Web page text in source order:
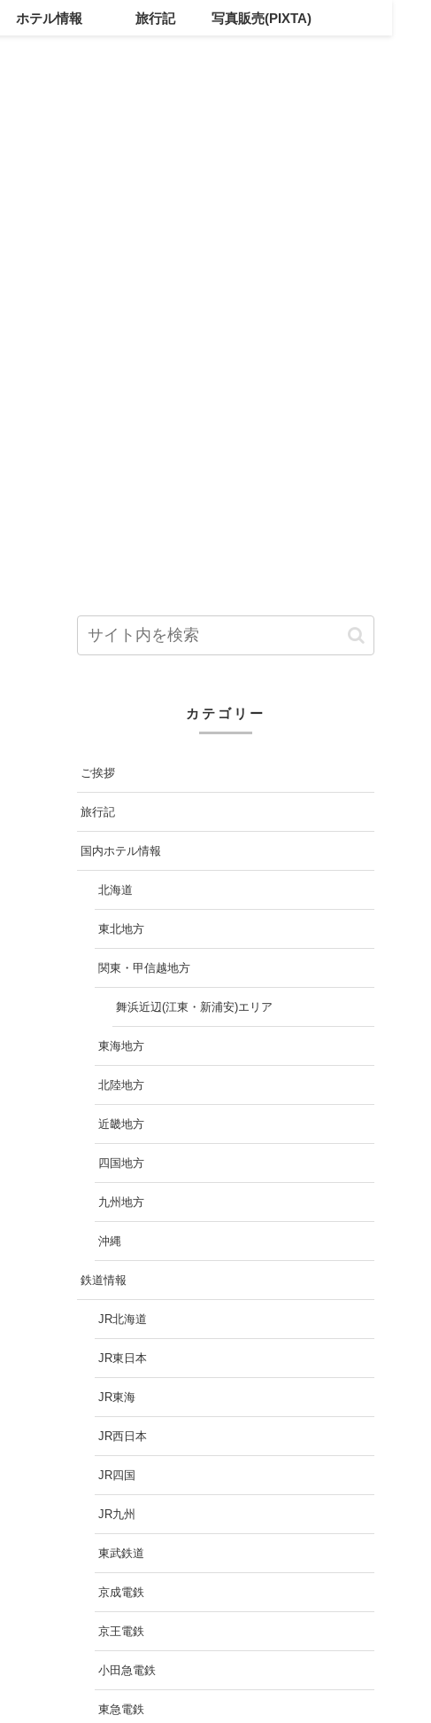
ホテル情報 旅行記 写真販売(PIXTA)
カテゴリー
ご挨拶
旅行記
国内ホテル情報
北海道
東北地方
関東・甲信越地方
舞浜近辺(江東・新浦安)エリア
東海地方
北陸地方
近畿地方
四国地方
九州地方
沖縄
鉄道情報
JR北海道
JR東日本
JR東海
JR西日本
JR四国
JR九州
東武鉄道
京成電鉄
京王電鉄
小田急電鉄
東急電鉄